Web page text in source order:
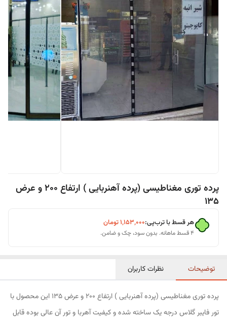
پرده توری مغناطیسی (پرده آهنربایی ) ارتفاع 200 و عرض
135
هر قسط با ترب‌پی:۱٬۱۵۳٬۰۰۰تومان
۴ قسط ماهانه. بدون سود، چک و ضامن.
توضیحات نظرات کاربران
پرده توری مغناطیسی (پرده آهنربایی ) ارتفاع 200 و عرض 135 این محصول با
تور فایبر گلاس درجه یک ساخته شده و کیفیت آهربا و تور آن عالی بوده قابل